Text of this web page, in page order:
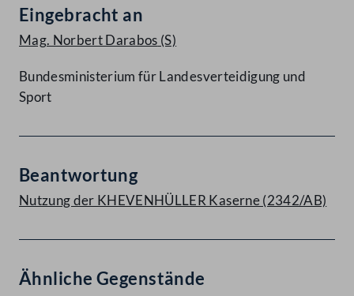
Eingebracht an
Mag. Norbert Darabos (S)
Bundesministerium für Landesverteidigung und
Sport
Beantwortung
Nutzung der KHEVENHÜLLER Kaserne (2342/AB)
Ähnliche Gegenstände